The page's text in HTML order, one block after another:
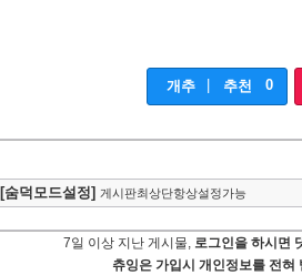
개추 추천 0
[숨덕모드설정] 게시판최상단항상설정가능
7일 이상 지난 게시물, 로그인을 하시면
츄잉은 가입시 개인정보를 전혀